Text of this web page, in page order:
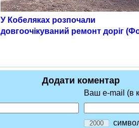
У Кобеляках розпочали
довгоочікуваний ремонт доріг
Додати коментар
Ваш e-mail (в